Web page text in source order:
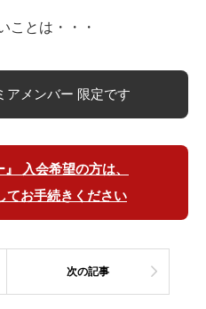
ことは・・・
アメンバー 限定です
』 入会希望の方は、
てお手続きください
次の記事